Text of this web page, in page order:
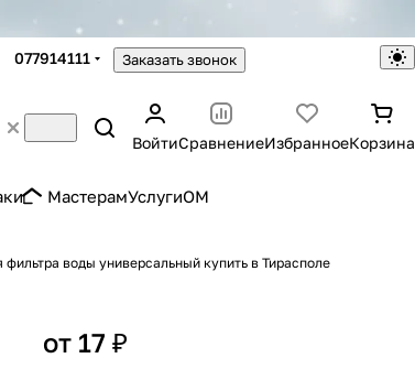
077914111 Заказать звонок
ВойтиСравнениеИзбранноеКорзина
МастерамУслугиOM
фильтра воды универсальный купить в Тирасполе
от 17 ₽